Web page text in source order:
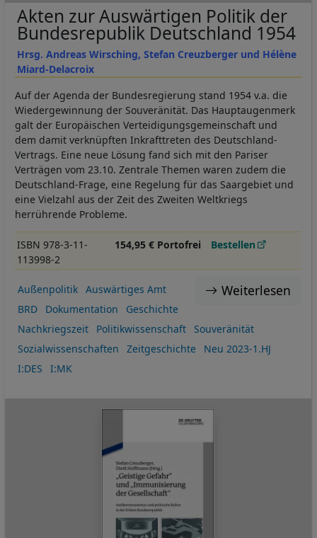
Hrsg. Andreas Wirsching, Stefan Creuzberger und Hélène
Miard-Delacroix
Akten zur Auswärtigen Politik der
Bundesrepublik Deutschland 1954
Auf der Agenda der Bundesregierung stand 1954 v.a. die
Wiedergewinnung der Souveränität. Das Hauptaugenmerk
galt der Europäischen Verteidigungsgemeinschaft und
dem damit verknüpften Inkrafttreten des Deutschland-
Vertrags. Eine neue Lösung fand sich mit den Pariser
Verträgen vom 23.10. Zentrale Themen waren zudem die
Deutschland-Frage, eine Regelung für das Saargebiet und
eine Vielzahl aus der Zeit des Zweiten Weltkriegs
herrührende Probleme.
ISBN 978-3-11-
113998-2
154,95 € Portofrei Bestellen
Weiterlesen
Außenpolitik
Auswärtiges Amt
BRD
Dokumentation
Geschichte
Nachkriegszeit
Politikwissenschaft
Souveränität
Sozialwissenschaften
Zeitgeschichte
Neu 2023-1.HJ
I:DES
I:MK